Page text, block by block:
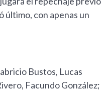
último, con apenas un
Bustos, Lucas
Facundo González;